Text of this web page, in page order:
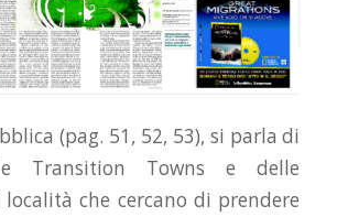
(pag. 51, 52, 53), si parla di
Transition Towns e delle
località che cercano di prendere